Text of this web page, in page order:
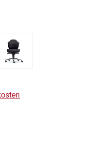
5 von 5 Sternen